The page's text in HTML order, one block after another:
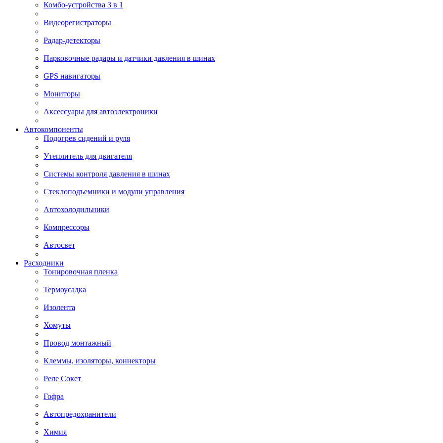
Комбо-устройства 3 в 1
Видеорегистраторы
Радар-детекторы
Парковочные радары и датчики давления в шинах
GPS навигаторы
Мониторы
Аксессуары для автоэлектроники
Автокомпоненты
Подогрев сидений и руля
Утеплитель для двигателя
Системы контроля давления в шинах
Стеклоподъемники и модули управления
Автохолодильники
Компрессоры
Автосвет
Расходники
Тонировочная пленка
Термоусадка
Изолента
Хомуты
Провод монтажный
Клеммы, изоляторы, коннекторы
Реле Сокет
Гофра
Автопредохранители
Химия